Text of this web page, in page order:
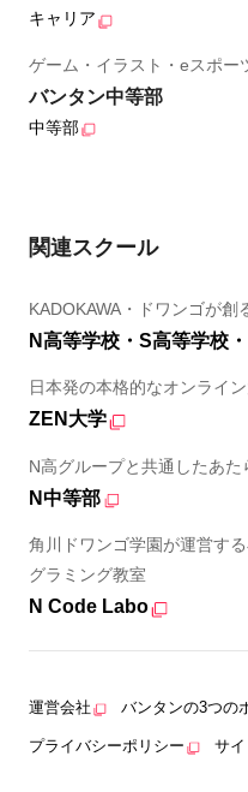
キャリア
ゲーム・イラスト・eスポー
バンタン中等部
中等部
関連スクール
KADOKAWA・ドワンゴが創
N高等学校・S高等学校
日本発の本格的なオンライ
ZEN大学
N高グループと共通したあた
N中等部
角川ドワンゴ学園が運営す
グラミング教室
N Code Labo
運営会社 バンタンの3つの
プライバシーポリシー サ